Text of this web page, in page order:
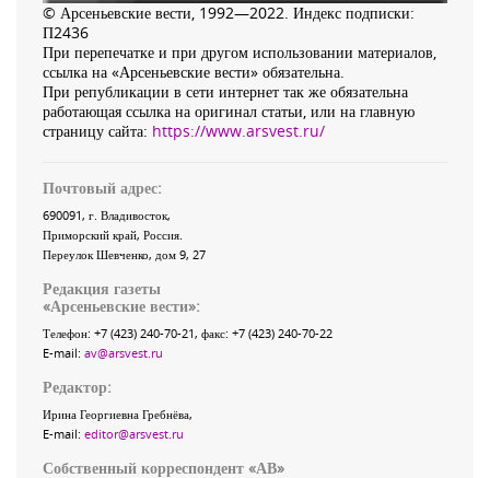
© Арсеньевские вести, 1992—2022. Индекс подписки:
П2436
При перепечатке и при другом использовании материалов,
ссылка на «Арсеньевские вести» обязательна.
При републикации в сети интернет так же обязательна
работающая ссылка на оригинал статьи, или на главную
страницу сайта: https://www.arsvest.ru/
Почтовый адрес:
690091, г. Владивосток,
Приморский край, Россия
Переулок Шевченко, дом 9, 27
Редакция газеты
«Арсеньевские вести»:
Телефон: +7 (423) 240-70-21, факс: +7 (423) 240-70-22
E-mail: av@arsvest.ru
Редактор:
Ирина Георгиевна Гребнёва,
E-mail: editor@arsvest.ru
Собственный корреспондент «АВ»